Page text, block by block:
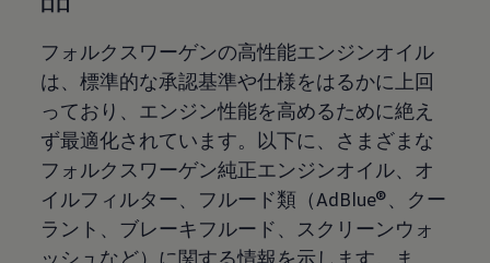
フォルクスワーゲンの高性能エンジンオイル
は、標準的な承認基準や仕様をはるかに上回
っており、エンジン性能を高めるために絶え
ず最適化されています。以下に、さまざまな
フォルクスワーゲン純正エンジンオイル、オ
イルフィルター、フルード類（AdBlue®、クー
ラント、ブレーキフルード、スクリーンウォ
ッシュなど）に関する情報を示します。ま